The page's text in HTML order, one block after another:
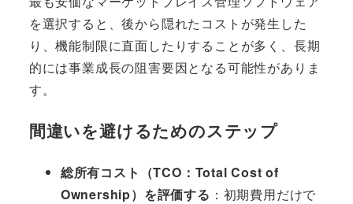
を選択すると、後から隠れたコストが発生した
り、機能制限に直面したりすることが多く、長期
的には事業成長の阻害要因となる可能性がありま
す。
間違いを避けるためのステップ
総所有コスト（TCO：Total Cost of
Ownership）を評価する ：初期費用だけで